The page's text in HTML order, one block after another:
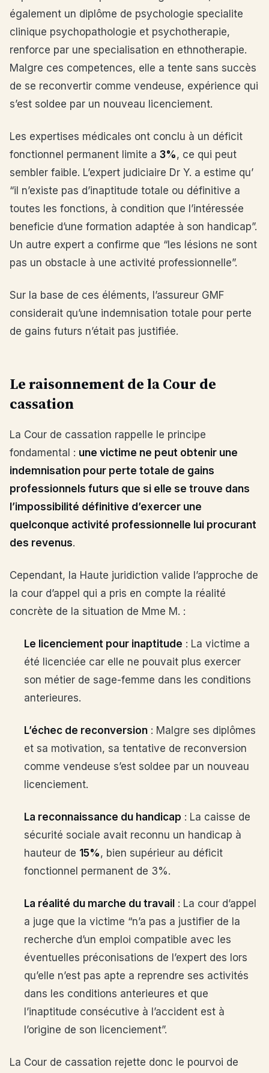
également un diplôme de psychologie specialite
clinique psychopathologie et psychotherapie,
renforce par une specialisation en ethnotherapie.
Malgre ces competences, elle a tente sans succès
de se reconvertir comme vendeuse, expérience qui
s’est soldee par un nouveau licenciement.
Les expertises médicales ont conclu à un déficit
fonctionnel permanent limite a 3%, ce qui peut
sembler faible. L’expert judiciaire Dr Y. a estime qu’
“il n’existe pas d’inaptitude totale ou définitive a
toutes les fonctions, à condition que l’intéressée
beneficie d’une formation adaptée à son handicap”.
Un autre expert a confirme que “les lésions ne sont
pas un obstacle à une activité professionnelle”.
Sur la base de ces éléments, l’assureur GMF
considerait qu’une indemnisation totale pour perte
de gains futurs n’était pas justifiée.
Le raisonnement de la Cour de
cassation
La Cour de cassation rappelle le principe
fondamental : une victime ne peut obtenir une
indemnisation pour perte totale de gains
professionnels futurs que si elle se trouve dans
l’impossibilité définitive d’exercer une
quelconque activité professionnelle lui procurant
des revenus.
Cependant, la Haute juridiction valide l’approche de
la cour d’appel qui a pris en compte la réalité
concrète de la situation de Mme M. :
Le licenciement pour inaptitude : La victime a
été licenciée car elle ne pouvait plus exercer
son métier de sage-femme dans les conditions
anterieures.
L’échec de reconversion : Malgre ses diplômes
et sa motivation, sa tentative de reconversion
comme vendeuse s’est soldee par un nouveau
licenciement.
La reconnaissance du handicap : La caisse de
sécurité sociale avait reconnu un handicap à
hauteur de 15%, bien supérieur au déficit
fonctionnel permanent de 3%.
La réalité du marche du travail : La cour d’appel
a juge que la victime “n’a pas a justifier de la
recherche d’un emploi compatible avec les
éventuelles préconisations de l’expert des lors
qu’elle n’est pas apte a reprendre ses activités
dans les conditions anterieures et que
l’inaptitude consécutive à l’accident est à
l’origine de son licenciement”.
La Cour de cassation rejette donc le pourvoi de